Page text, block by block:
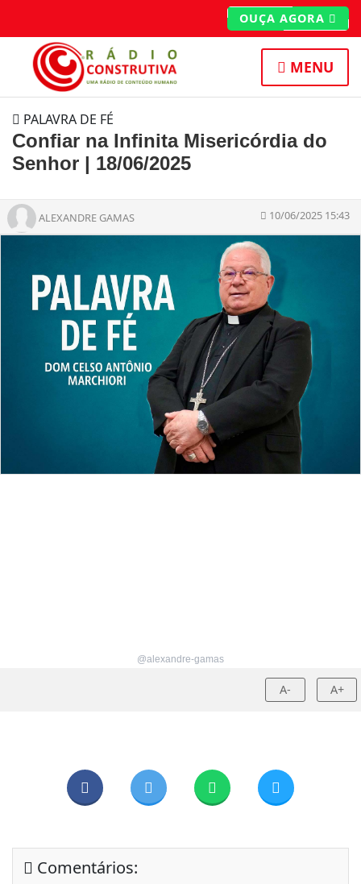
OUÇA AGORA
MENU
PALAVRA DE FÉ
Confiar na Infinita Misericórdia do
Senhor | 18/06/2025
ALEXANDRE GAMAS 10/06/2025 15:43
@alexandre-gamas
A- A+
Comentários: